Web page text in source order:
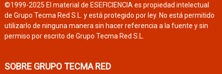
©1999-2025 El material de ESEFICIENCIA es propiedad intelectual
de Grupo Tecma Red S.L. y está protegido por ley. No está permitido
utilizarlo de ninguna manera sin hacer referencia a la fuente y sin
permiso por escrito de Grupo Tecma Red S.L.
SOBRE GRUPO TECMA RED